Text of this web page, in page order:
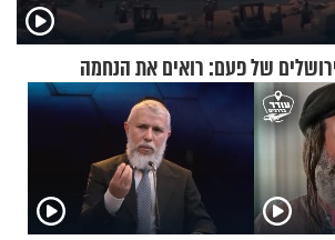
של פעם: רואים את הנחמה